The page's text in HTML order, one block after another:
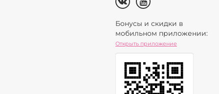
Бонусы и скидки в
мобильном приложении:
Открыть приложение